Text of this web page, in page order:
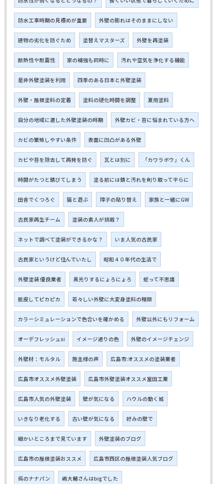
防水工事時期の見極めが重要 外壁の膨れはそのままにしない
建物の劣化を防ぐため 塗替えマスターズ 外壁を再塗装
断熱性や耐震性 家の補強も同時に 汚れや空気を浄化する機能
是非外壁塗装を利用 四季のある日本と外壁塗装
外壁・屋根塗料の定着 塗料の硬化時間を調整 夏用塗料
自分の地域に適した外壁塗装の時期 外壁カビ・苔に悩まれている方へ
カビの繁殖しやすい条件 表面に凹凸がある外壁
カビや苔を除去して再発を防ぐ 瓦とは別に 「カワラボウ」くん
時間がたつと錆びてしまう 塗る前には錆と汚れを削り取って平らに
田舎でくつろぐ 猫と遊ぶ 障子の貼り替え 家族と一緒にGW
古民家再生チーム 塗装の素人が挑戦？
ネットで調べて塗装ができるかな？ いま人気の古民家
古民家というけど住んでいたし 昭和４０年代の生活で
外壁塗装 優良業者 黒光りするにょろにょろ 蛇って不思議
脱皮してピカピカ 若々しい外壁に大変身塗料の種類
カラーシミュレーションで色合いを確かめる 外壁以外にもリフォーム
オーデフレッシュsi イメージ通りの色 外壁のイメージチェンジ
外壁材：モルタル 施主様の声 広島市:オススメの塗装業者
広島市オススメ外壁塗装 広島市外壁塗装オススメ室田工業
広島市人気の外壁塗装 壁が気になる ハウルの動く城
いきなり老化する 古い壁が気になる 好みの壁で
細かいところまで見ています 外壁塗装のブログ
広島市の屋根塗装おススメ 広島市西区の屋根塗装人気ブログ
呉のナナパン 嶋大輔さんはbigでした